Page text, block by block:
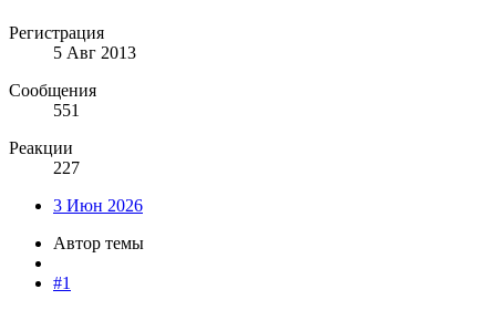
Регистрация
5 Авг 2013
Сообщения
551
Реакции
227
3 Июн 2026
Автор темы
#1